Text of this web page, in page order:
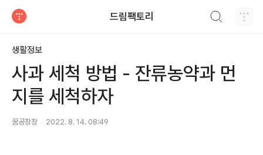
드림팩토리
생활정보
사과 세척 방법 - 잔류농약과 먼
지를 세척하자
꿈공장장 2022. 8. 14. 08:49